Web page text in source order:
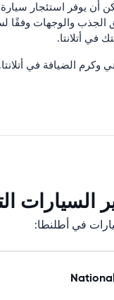
يمكن أن يوفر استئجار
والوجهات وفقًا
في أتلانتا.
وكرم الضيافة في
في أطلنطا: